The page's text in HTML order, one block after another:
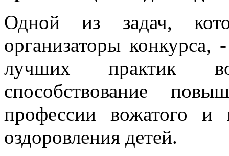
Одной из задач,
организаторы конкурса,
лучших практик
способствование
профессии вожатого и
оздоровления детей.